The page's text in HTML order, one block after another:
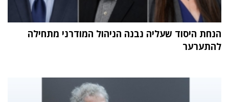
הנחת היסוד שעליה נבנה הניהול המודרני מתחילה
להתערער